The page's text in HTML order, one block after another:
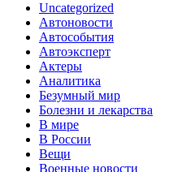
Uncategorized
Автоновости
Автособытия
Автоэксперт
Актеры
Аналитика
Безумный мир
Болезни и лекарства
В мире
В России
Вещи
Военные новости